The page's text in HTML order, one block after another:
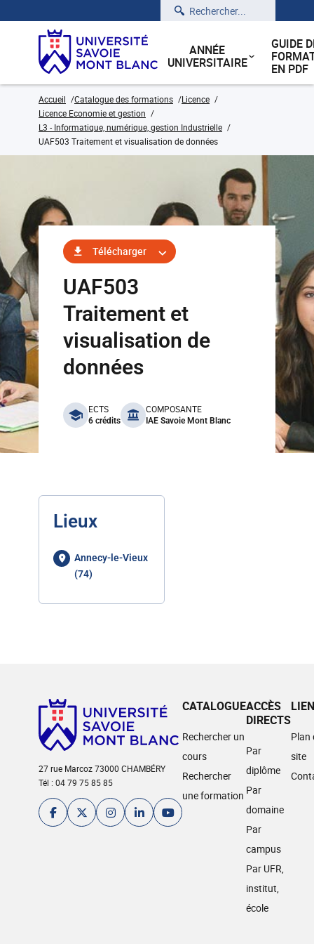
Rechercher
ANNÉE
UNIVERSITAIRE
GUIDE
EN PDF
Accueil Catalogue des formations
Licence
Licence Economie et gestion
L3 - Informatique, numérique, gestion Industrielle
UAF503 Traitement et visualisation de données
Télécharger
UAF503
Traitement et
visualisation de
données
benefits
ECTS
6 crédits
COMPOSANTE
IAE Savoie Mont Blanc
Lieux
Annecy-le-Vieux
(74)
27 rue Marcoz 73000 CHAMBÉRY
Tél : 04 79 75 85 85
CATALOGUE
Rechercher un
cours
Rechercher
une formation
ACCÈS
DIRECTS
Par
diplôme
Par
domaine
Par
campus
Par UFR,
institut,
école
Plan
site